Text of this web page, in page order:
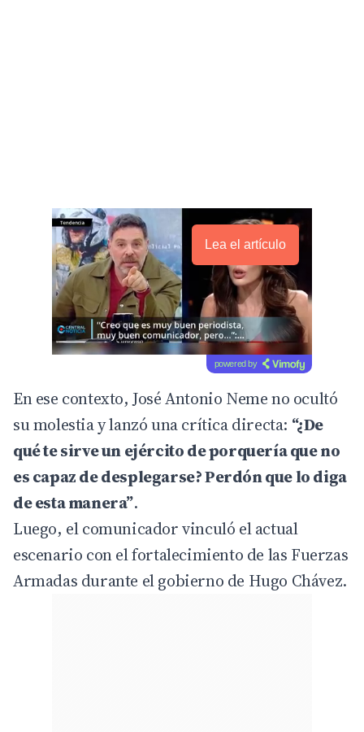
Lea el artículo
powered by
En ese contexto, José Antonio Neme no ocultó
su molestia y lanzó una crítica directa: “¿De
qué te sirve un ejército de porquería que no
es capaz de desplegarse? Perdón que lo diga
de esta manera”.
Luego, el comunicador vinculó el actual
escenario con el fortalecimiento de las Fuerzas
Armadas durante el gobierno de Hugo Chávez.